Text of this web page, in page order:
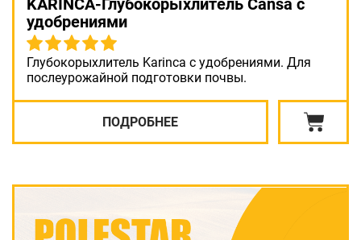
KARINCA-Глубокорыхлитель Cansa с
удобрениями
Глубокорыхлитель Karinca с удобрениями. Для
послеурожайной подготовки почвы.
ПОДРОБНЕЕ